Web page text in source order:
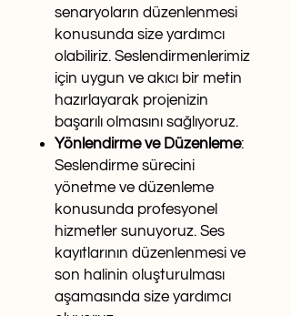
senaryoların düzenlenmesi
konusunda size yardımcı
olabiliriz. Seslendirmenlerimiz
için uygun ve akıcı bir metin
hazırlayarak projenizin
başarılı olmasını sağlıyoruz.
Yönlendirme ve Düzenleme:
Seslendirme sürecini
yönetme ve düzenleme
konusunda profesyonel
hizmetler sunuyoruz. Ses
kayıtlarının düzenlenmesi ve
son halinin oluşturulması
aşamasında size yardımcı